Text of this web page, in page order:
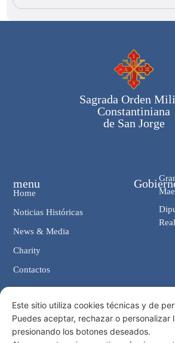
Sagrada Orden
Constantiniana
de San Jorge
Real
menu
Home
Noticias Históricas
News & Media
Charity
Contactos
Contactos
Cancillería: Via Giosuè Carducci, 4 00187 Roma
eMail: cancelleria@ordine-costantiniano.it
Este sitio utiliza cookies técnicas y de
Puedes aceptar, rechazar o personalizar
presionando los botones deseados.